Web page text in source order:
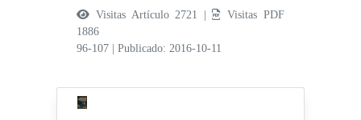
Visitas Artículo 2721 |
Visitas PDF
1886
96-107
|Publicado: 2016-10-11